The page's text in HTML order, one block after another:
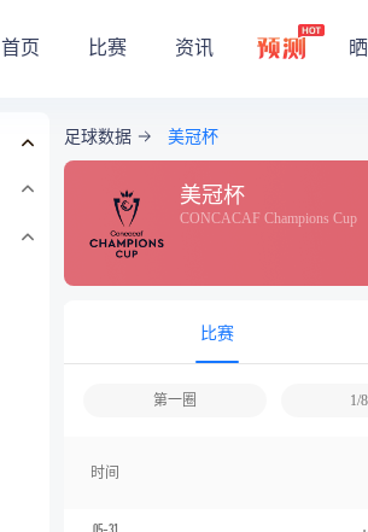
首页 比赛 资讯
足球数据 美冠杯
美冠杯
CONCACAF Champions Cup
比赛
第一圈 1/
时间